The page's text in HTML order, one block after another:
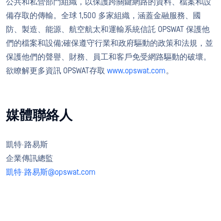
公共和私營部門組織，以保護跨關鍵網路的資料、檔案和設
備存取的傳輸。全球 1,500 多家組織，涵蓋金融服務、國
防、製造、能源、航空航太和運輸系統信託 OPSWAT 保護他
們的檔案和設備;確保遵守行業和政府驅動的政策和法規，並
保護他們的聲譽、財務、員工和客戶免受網路驅動的破壞。
欲瞭解更多資訊 OPSWAT存取 www.opswat.com。
媒體聯絡人
凱特·路易斯
企業傳訊總監
凱特·路易斯@opswat.com